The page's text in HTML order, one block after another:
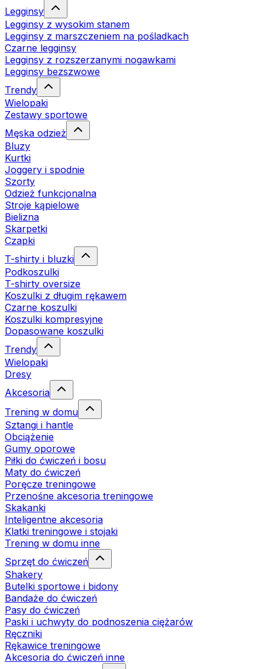
Legginsy
Legginsy z wysokim stanem
Legginsy z marszczeniem na pośladkach
Czarne legginsy
Legginsy z rozszerzanymi nogawkami
Legginsy bezszwowe
Trendy
Wielopaki
Zestawy sportowe
Męska odzież
Bluzy
Kurtki
Joggery i spodnie
Szorty
Odzież funkcjonalna
Stroje kąpielowe
Bielizna
Skarpetki
Czapki
T-shirty i bluzki
Podkoszulki
T-shirty oversize
Koszulki z długim rękawem
Czarne koszulki
Koszulki kompresyjne
Dopasowane koszulki
Trendy
Wielopaki
Dresy
Akcesoria
Trening w domu
Sztangi i hantle
Obciążenie
Gumy oporowe
Piłki do ćwiczeń i bosu
Maty do ćwiczeń
Poręcze treningowe
Przenośne akcesoria treningowe
Skakanki
Inteligentne akcesoria
Klatki treningowe i stojaki
Trening w domu inne
Sprzęt do ćwiczeń
Shakery
Butelki sportowe i bidony
Bandaże do ćwiczeń
Pasy do ćwiczeń
Paski i uchwyty do podnoszenia ciężarów
Ręczniki
Rękawice treningowe
Akcesoria do ćwiczeń inne